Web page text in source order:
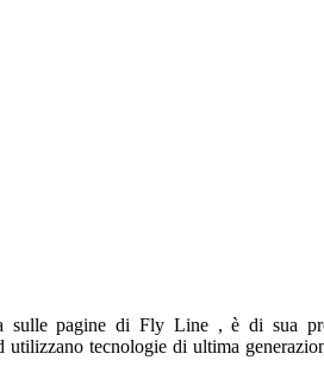
pagine di Fly Line , è di sua
tecnologie di ultima